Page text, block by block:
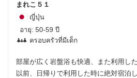
クチコミの詳細はこちらから
https://review.travel.rakuten.co.jp/hotel/
reviewId=33123478184965
まれこ５１
ญี่ปุ่น
อายุ: 50-59 ปี
ครอบครัวที่มีเด็ก
部屋が広く岩盤浴も快適、また利用し
以前、日帰りで利用した時に絶対宿泊